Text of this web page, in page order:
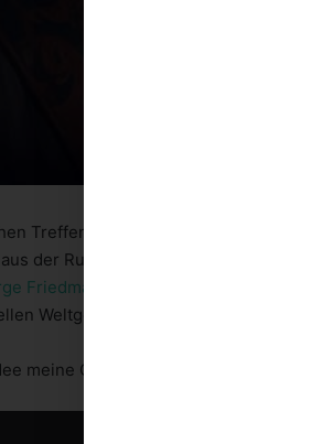
Treffen in der Skat-Runde
der Runde liet aktuell das Buch
Friedman
Weltgeschehen.
meine ChatGPT-App rauszuholen